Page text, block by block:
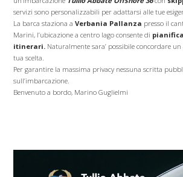
servizi sono personalizzabili per adattarsi alle tue
La barca staziona aVerbania Pallanza presso il
Marini, l’ubicazione a centro lago consente di
itinerari. Naturalmente sara’ possibile concordare
tua scelta.
Per garantire la massima privacy nessuna scritta
sull’imbarcazione.
Benvenuto a bordo, Marino Guglielmi